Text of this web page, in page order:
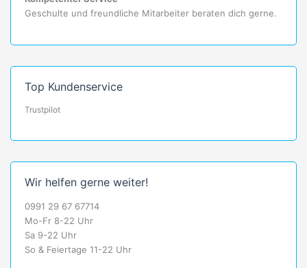
Geschulte und freundliche Mitarbeiter beraten dich gerne.
Top Kundenservice
Trustpilot
Wir helfen gerne weiter!
0991 29 67 67714
Mo-Fr 8-22 Uhr
Sa 9-22 Uhr
So & Feiertage 11-22 Uhr